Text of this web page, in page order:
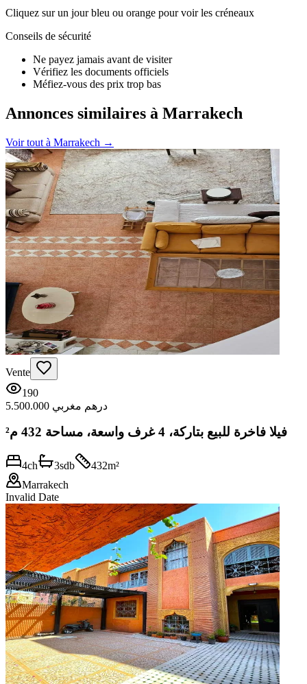
Cliquez sur un jour bleu ou orange pour voir les créneaux
Conseils de sécurité
Ne payez jamais avant de visiter
Vérifiez les documents officiels
Méfiez-vous des prix trop bas
Annonces similaires à Marrakech
Voir tout à Marrakech →
Vente
190
5.500.000 درهم مغربي
فيلا فاخرة للبيع بتاركة، 4 غرف واسعة، مساحة 432 م²
4ch 3sdb 432m²
Marrakech
Invalid Date